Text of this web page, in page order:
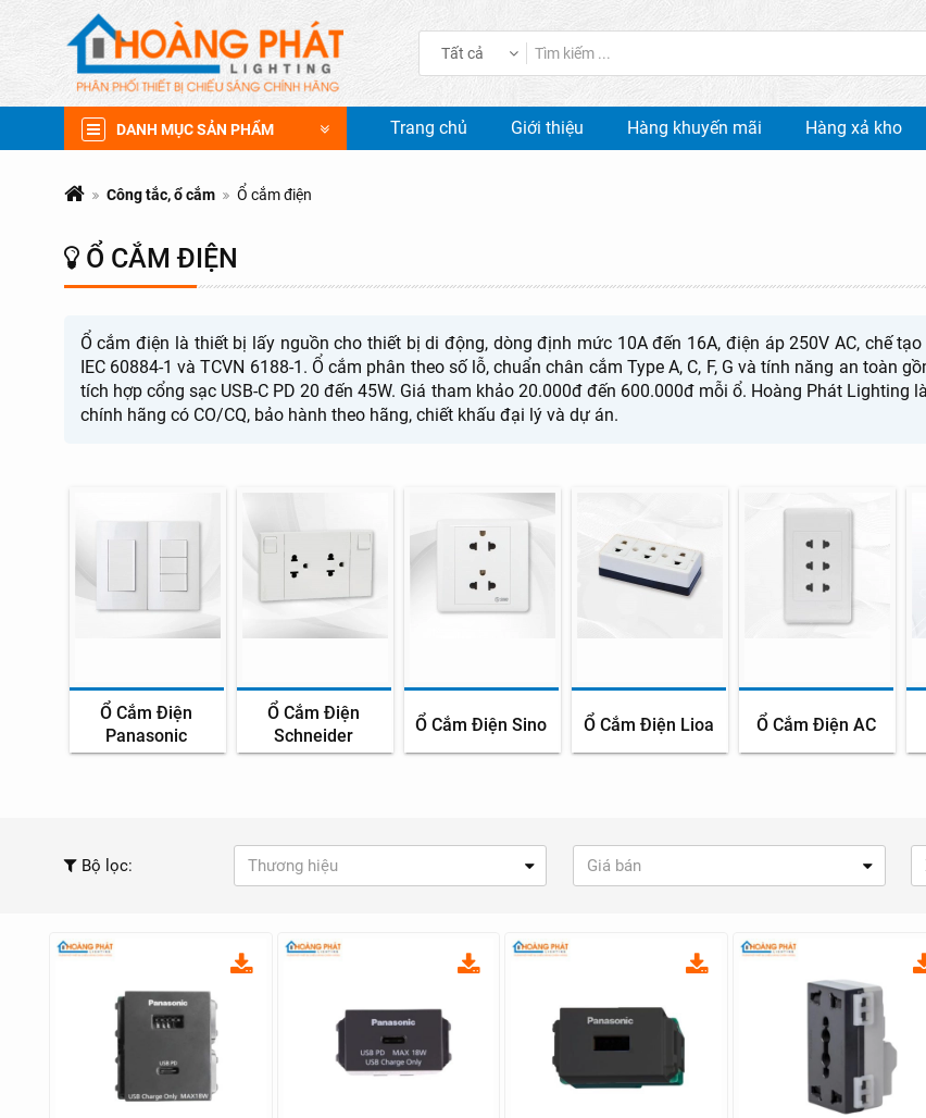
Tất cả
DANH MỤC SẢN PHẨM Trang chủ Giới thiệu Hàng khuyến mãi Hàng xả kho
Công tắc, ổ cắm Ổ cắm điện
Ổ CẮM ĐIỆN
Ổ cắm điện là thiết bị lấy nguồn cho thiết bị di động, dòng định mức 10A đến 16A, điện áp 250V AC, chế
IEC 60884-1 và TCVN 6188-1. Ổ cắm phân theo số lỗ, chuẩn chân cắm Type A, C, F, G và tính năng an toàn
tích hợp cổng sạc USB-C PD 20 đến 45W. Giá tham khảo 20.000đ đến 600.000đ mỗi ổ. Hoàng Phát Lighting
chính hãng có CO/CQ, bảo hành theo hãng, chiết khấu đại lý và dự án.
Ổ Cắm Điện
Panasonic
Ổ Cắm Điện
Schneider
Ổ Cắm Điện Sino Ổ Cắm Điện Lioa Ổ Cắm Điện AC
Bộ lọc: Thương hiệu Giá bán